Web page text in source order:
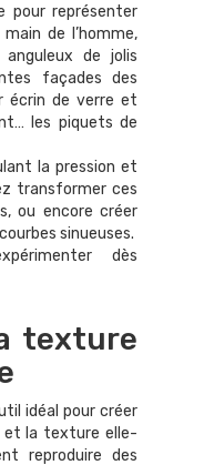
représenter
de l’homme,
de jolis
façades des
écrin de verre et
les piquets de
la pression et
transformer ces
ou encore créer
sinueuses.
dès
texture
idéal pour créer
et la texture elle-
reproduire des